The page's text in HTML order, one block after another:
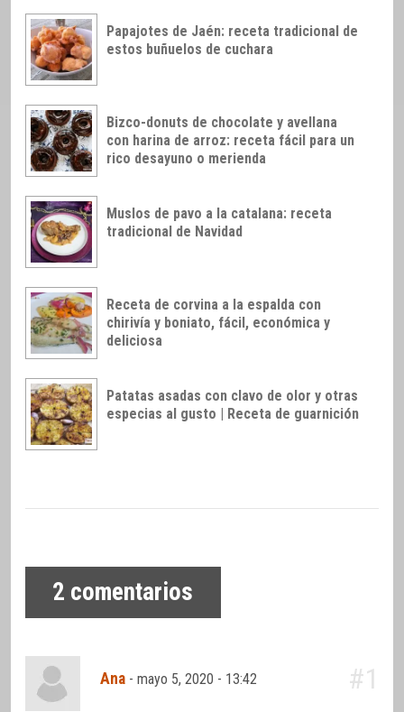
Papajotes de Jaén: receta tradicional de
estos buñuelos de cuchara
Bizco-donuts de chocolate y avellana
con harina de arroz: receta fácil para un
rico desayuno o merienda
Muslos de pavo a la catalana: receta
tradicional de Navidad
Receta de corvina a la espalda con
chirivía y boniato, fácil, económica y
deliciosa
Patatas asadas con clavo de olor y otras
especias al gusto | Receta de guarnición
2 comentarios
Ana -mayo 5, 2020 - 13:42 #1